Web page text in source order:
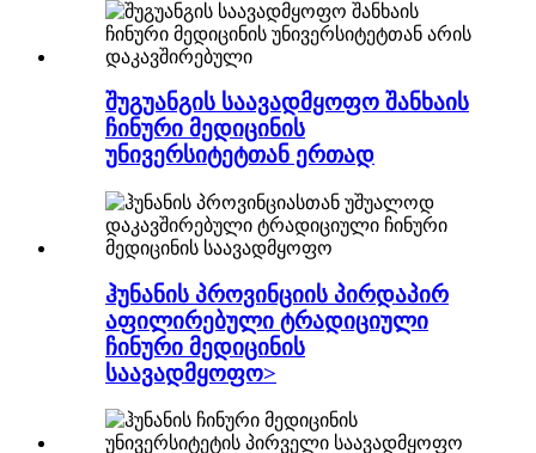
შუგუანგის საავადმყოფო შანხაის
ჩინური მედიცინის
უნივერსიტეტთან ერთად
ჰუნანის პროვინციის პირდაპირ
აფილირებული ტრადიციული
ჩინური მედიცინის
საავადმყოფო>